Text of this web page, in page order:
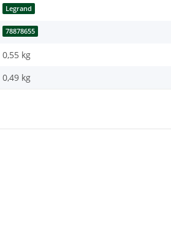
Legrand
78878655
0,55 kg
0,49 kg